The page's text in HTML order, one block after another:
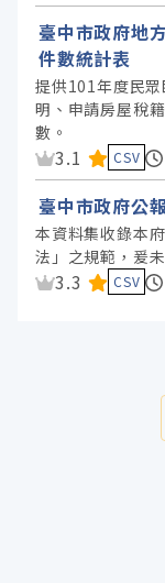
臺中市政府地
件數統計表
提供101年度民
明、申請房屋稅
數。
資料集評分：
3.1 CSV
臺中市政府公
本資料集收錄本
法」之規範，爰
資料集評分：
3.3 CSV